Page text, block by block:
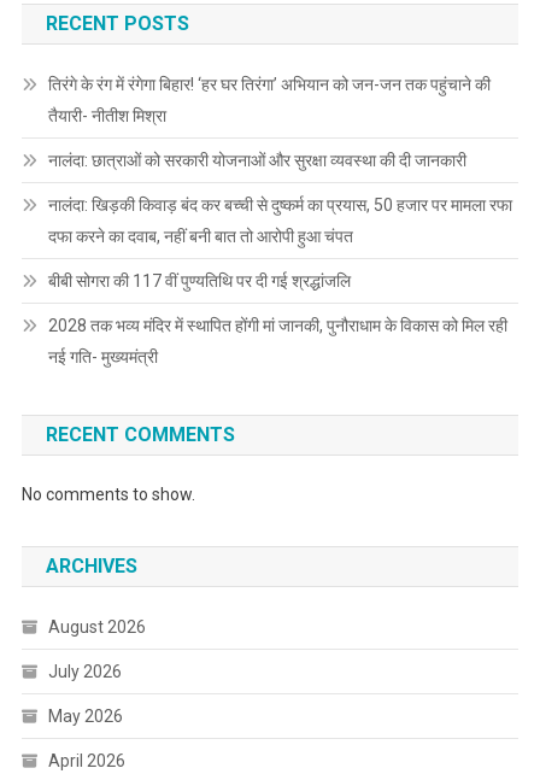
RECENT POSTS
तिरंगे के रंग में रंगेगा बिहार! ‘हर घर तिरंगा’ अभियान को जन-जन तक पहुंचाने की
तैयारी- नीतीश मिश्रा
नालंदा: छात्राओं को सरकारी योजनाओं और सुरक्षा व्यवस्था की दी जानकारी
नालंदा: खिड़की किवाड़ बंद कर बच्ची से दुष्कर्म का प्रयास, 50 हजार पर मामला रफा
दफा करने का दवाब, नहीं बनी बात तो आरोपी हुआ चंपत
बीबी सोगरा की 117 वीं पुण्यतिथि पर दी गई श्रद्धांजलि
2028 तक भव्य मंदिर में स्थापित होंगी मां जानकी, पुनौराधाम के विकास को मिल रही
नई गति- मुख्यमंत्री
RECENT COMMENTS
No comments to show.
ARCHIVES
August 2026
July 2026
May 2026
April 2026